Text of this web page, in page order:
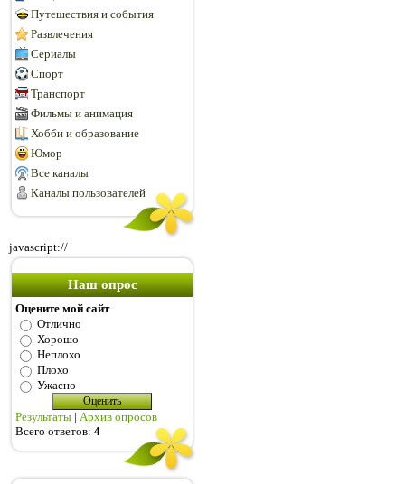
Путешествия и события
Развлечения
Сериалы
Спорт
Транспорт
Фильмы и анимация
Хобби и образование
Юмор
Все каналы
Каналы пользователей
javascript://
Наш опрос
Оцените мой сайт
Отлично
Хорошо
Неплохо
Плохо
Ужасно
Результаты | Архив опросов
Всего ответов: 4